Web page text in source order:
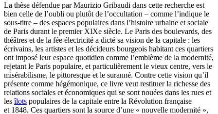
La thèse défendue par Maurizio Gribaudi dans cette recherche est
bien celle de l’oubli ou plutôt de l’occultation – comme l’indique le
sous-titre – des espaces populaires dans l’histoire urbaine et sociale
de Paris durant le premier XIXe siècle. Le Paris des boulevards, des
théâtres et de la fée électricité a dicté sa vision de la capitale : les
écrivains, les artistes et les décideurs bourgeois habitant ces quartiers
ont imposé leur espace quotidien comme l’emblème de la modernité,
rejetant le Paris populaire, et particulièrement le vieux centre, vers le
misérabilisme, le pittoresque et le suranné. Contre cette vision qu’il
présente comme hégémonique, ce livre veut restituer la richesse des
relations sociales et économiques qui se sont nouées dans les rues et
lesîlots populaires de la capitale entre la Révolution française
et 1848. Ces quartiers sont la source d’une « nouvelle modernité »,